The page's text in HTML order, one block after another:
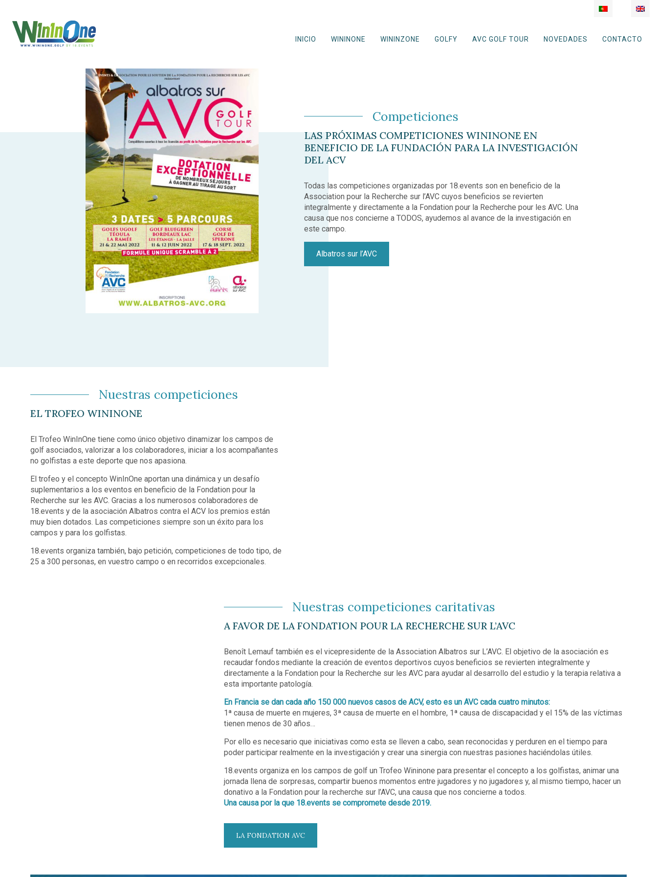
INICIO WININONE WININZONE GOLFY AVC GOLF TOUR NOVEDADES CONTACTO
Competiciones
LAS PRÓXIMAS COMPETICIONES WININONE EN
BENEFICIO DE LA FUNDACIÓN PARA LA INVESTIGACIÓN
DEL ACV
Todas las competiciones organizadas por 18.events son en beneficio de la
Association pour la Recherche sur l’AVC cuyos beneficios se revierten
integralmente y directamente a la Fondation pour la Recherche pour les AVC. Una
causa que nos concierne a TODOS, ayudemos al avance de la investigación en
este campo.
Albatros sur l’AVC
Nuestras competiciones
EL TROFEO WININONE
El Trofeo WinInOne tiene como único objetivo dinamizar los campos de
golf asociados, valorizar a los colaboradores, iniciar a los acompañantes
no golfistas a este deporte que nos apasiona.
El trofeo y el concepto WinInOne aportan una dinámica y un desafío
suplementarios a los eventos en beneficio de la Fondation pour la
Recherche sur les AVC. Gracias a los numerosos colaboradores de
18.events y de la asociación Albatros contra el ACV los premios están
muy bien dotados. Las competiciones siempre son un éxito para los
campos y para los golfistas.
18.events organiza también, bajo petición, competiciones de todo tipo, de
25 a 300 personas, en vuestro campo o en recorridos excepcionales.
Nuestras competiciones caritativas
A FAVOR DE LA FONDATION POUR LA RECHERCHE SUR L’AVC
Benoît Lemauf también es el vicepresidente de la Association Albatros sur L’AVC. El objetivo de la asociación es
recaudar fondos mediante la creación de eventos deportivos cuyos beneficios se revierten integralmente y
directamente a la Fondation pour la Recherche sur les AVC para ayudar al desarrollo del estudio y la terapia relativa a
esta importante patología.
En Francia se dan cada año 150 000 nuevos casos de ACV, esto es un AVC cada cuatro minutos:
1ª causa de muerte en mujeres, 3ª causa de muerte en el hombre, 1ª causa de discapacidad y el 15% de las víctimas
tienen menos de 30 años…
Por ello es necesario que iniciativas como esta se lleven a cabo, sean reconocidas y perduren en el tiempo para
poder participar realmente en la investigación y crear una sinergia con nuestras pasiones haciéndolas útiles.
18.events organiza en los campos de golf un Trofeo Wininone para presentar el concepto a los golfistas, animar una
jornada llena de sorpresas, compartir buenos momentos entre jugadores y no jugadores y, al mismo tiempo, hacer un
donativo a la Fondation pour la recherche sur l’AVC, una causa que nos concierne a todos.
Una causa por la que 18.events se compromete desde 2019.
LA FONDATION AVC